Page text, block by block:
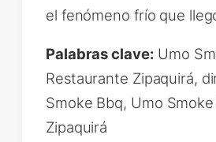
el fenómeno frío que
Palabras clave: Umo
Restaurante Zipaquirá,
Smoke Bbq, Umo
Zipaquirá